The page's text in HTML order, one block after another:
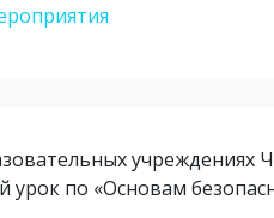
учреждениях
урок по «Основам